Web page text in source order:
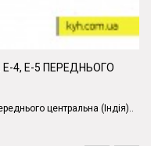
Е-4, Е-5 ПЕРЕДНЬОГО
центральна (Індія)..